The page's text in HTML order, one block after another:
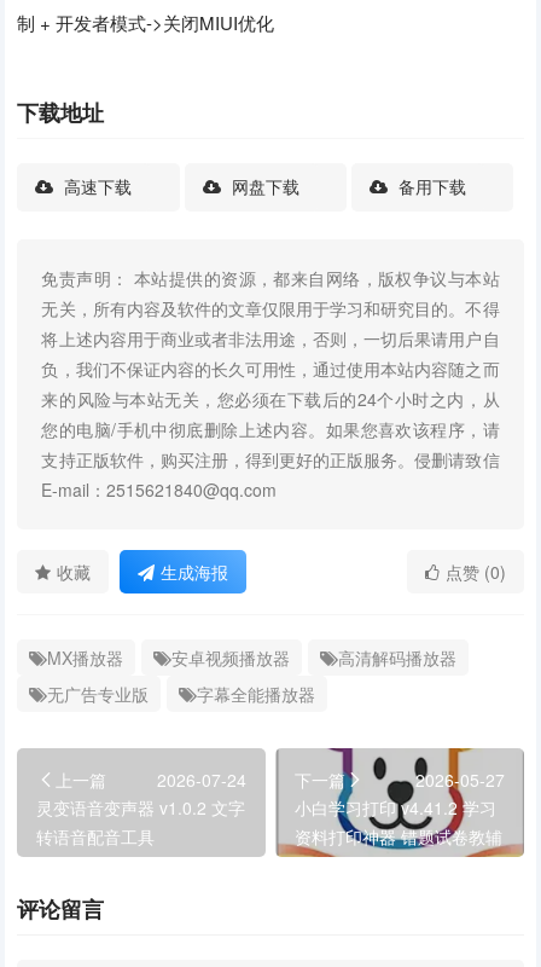
制 + 开发者模式->关闭MIUI优化
下载地址
高速下载 网盘下载 备用下载
免责声明： 本站提供的资源，都来自网络，版权争议与本站
无关，所有内容及软件的文章仅限用于学习和研究目的。不得
将上述内容用于商业或者非法用途，否则，一切后果请用户自
负，我们不保证内容的长久可用性，通过使用本站内容随之而
来的风险与本站无关，您必须在下载后的24个小时之内，从
您的电脑/手机中彻底删除上述内容。如果您喜欢该程序，请
支持正版软件，购买注册，得到更好的正版服务。侵删请致信
E-mail：2515621840@qq.com
收藏 生成海报 点赞 (0)
MX播放器 安卓视频播放器
高清解码播放器
无广告专业版
字幕全能播放器
上一篇
2026-07-24
灵变语音变声器 v1.0.2 文字
转语音配音工具
下一篇
2026-05-27
小白学习打印 v4.41.2 学习
资料打印神器 错题试卷教辅
评论留言